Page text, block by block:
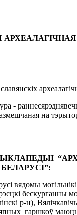
-
на
вядомы
бескурганны
р-н),
гаршкоў маюць